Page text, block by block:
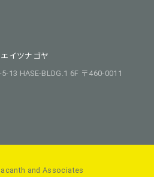
イツナゴヤ
13 HASE-BLDG.1 6F 〒460-0011
and Associates